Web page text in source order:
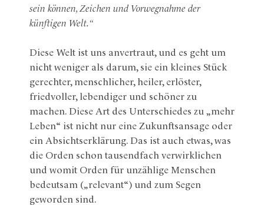
sein können, Zeichen und Vorwegnahme der
künftigen Welt.“
Diese Welt ist uns anvertraut, und es geht um
nicht weniger als darum, sie ein kleines Stück
gerechter, menschlicher, heiler, erlöster,
friedvoller, lebendiger und schöner zu
machen. Diese Art des Unterschiedes zu „mehr
Leben“ ist nicht nur eine Zukunftsansage oder
ein Absichtserklärung. Das ist auch etwas, was
die Orden schon tausendfach verwirklichen
und womit Orden für unzählige Menschen
bedeutsam („relevant“) und zum Segen
geworden sind.